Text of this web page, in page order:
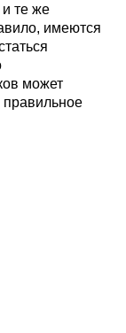
те же
имеются
может
правильное